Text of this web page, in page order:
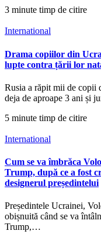
3 minute timp de citire
International
Drama copiilor din
lupte contra țării lor
Rusia a răpit mii de copii
deja de aproape 3 ani și
5 minute timp de citire
International
Cum se va îmbrăca
Trump, după ce a fost
designerul președintelui
Președintele Ucrainei,
obișnuită când se va
Trump,…